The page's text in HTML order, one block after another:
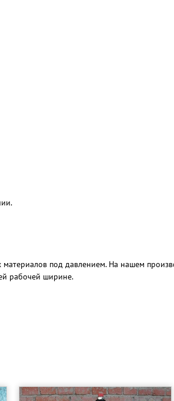
под давлением. На нашем
рабочей ширине.